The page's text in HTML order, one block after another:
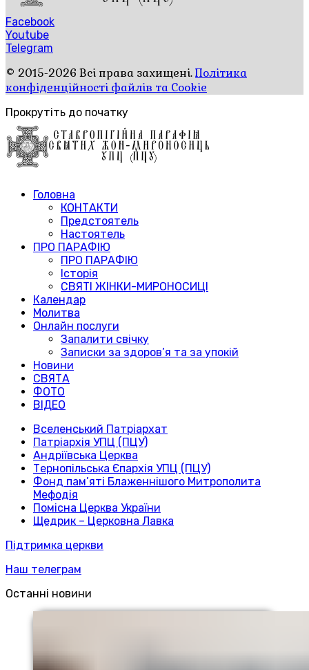
Facebook
Youtube
Telegram
© 2015-2026 Всі права захищені.Політика
конфіденційності файлів та Cookie
Прокрутіть до початку
Головна
КОНТАКТИ
Предстоятель
Настоятель
ПРО ПАРАФІЮ
ПРО ПАРАФІЮ
Історія
СВЯТІ ЖІНКИ-МИРОНОСИЦІ
Календар
Молитва
Онлайн послуги
Запалити свічку
Записки за здоров’я та за упокій
Новини
СВЯТА
ФОТО
ВІДЕО
Вселенський Патріархат
Патріархія УПЦ (ПЦУ)
Андріївська Церква
Тернопільська Єпархія УПЦ (ПЦУ)
Фонд пам’яті Блаженнішого Митрополита
Мефодія
Помісна Церква України
Щедрик – Церковна Лавка
Підтримка церкви
Наш телеграм
Останні новини